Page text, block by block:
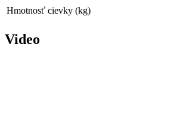
Hmotnosť cievky (kg)
Video